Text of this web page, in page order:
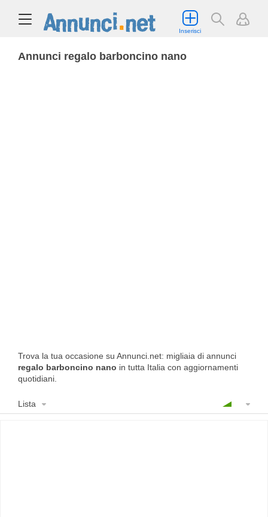
Inserisci
Annunci regalo barboncino nano
Trova la tua occasione su Annunci.net: migliaia di annunci
regalo barboncino nano in tutta Italia con aggiornamenti
quotidiani.
Lista